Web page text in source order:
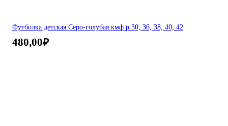
Футболка детская Серо-голубая кмф р 30, 36, 38, 40, 42
480,00₽